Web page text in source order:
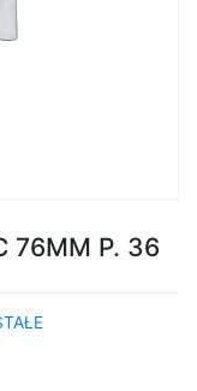
76MM P. 36